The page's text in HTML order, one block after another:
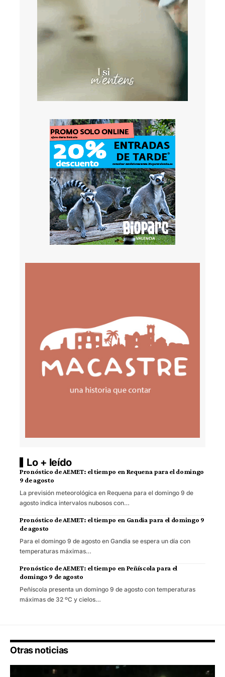
Lo + leído
Pronóstico de AEMET: el tiempo en Requena para el domingo
9 de agosto
La previsión meteorológica en Requena para el domingo 9 de
agosto indica intervalos nubosos con…
Pronóstico de AEMET: el tiempo en Gandia para el domingo 9
de agosto
Para el domingo 9 de agosto en Gandia se espera un día con
temperaturas máximas…
Pronóstico de AEMET: el tiempo en Peñíscola para el
domingo 9 de agosto
Peñíscola presenta un domingo 9 de agosto con temperaturas
máximas de 32 ºC y cielos…
Otras noticias